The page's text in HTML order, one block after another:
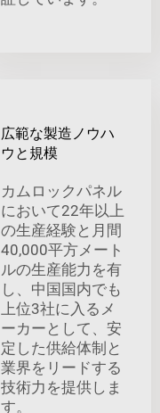
広範な製造ノウハ
ウと規模
カムロックパネル
において22年以上
の生産経験と月間
40,000平方メート
ルの生産能力を有
し、中国国内でも
上位3社に入るメ
ーカーとして、安
定した供給体制と
業界をリードする
技術力を提供しま
す。